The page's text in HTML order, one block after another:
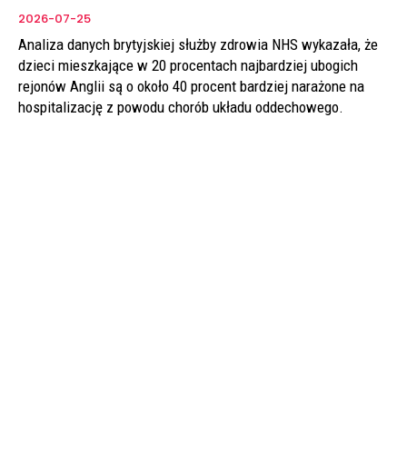
2026-07-25
Analiza danych brytyjskiej służby zdrowia NHS wykazała, że
dzieci mieszkające w 20 procentach najbardziej ubogich
rejonów Anglii są o około 40 procent bardziej narażone na
hospitalizację z powodu chorób układu oddechowego.